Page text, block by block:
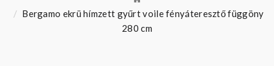
Bergamo ekrü hímzett gyűrt voile fényáteresztő függöny
280 cm